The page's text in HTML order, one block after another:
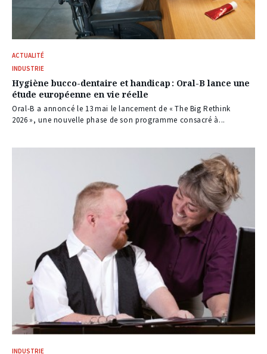
ACTUALITÉ
INDUSTRIE
Hygiène bucco-dentaire et handicap : Oral-B lance une
étude européenne en vie réelle
Oral-B a annoncé le 13 mai le lancement de « The Big Rethink
2026 », une nouvelle phase de son programme consacré à...
INDUSTRIE